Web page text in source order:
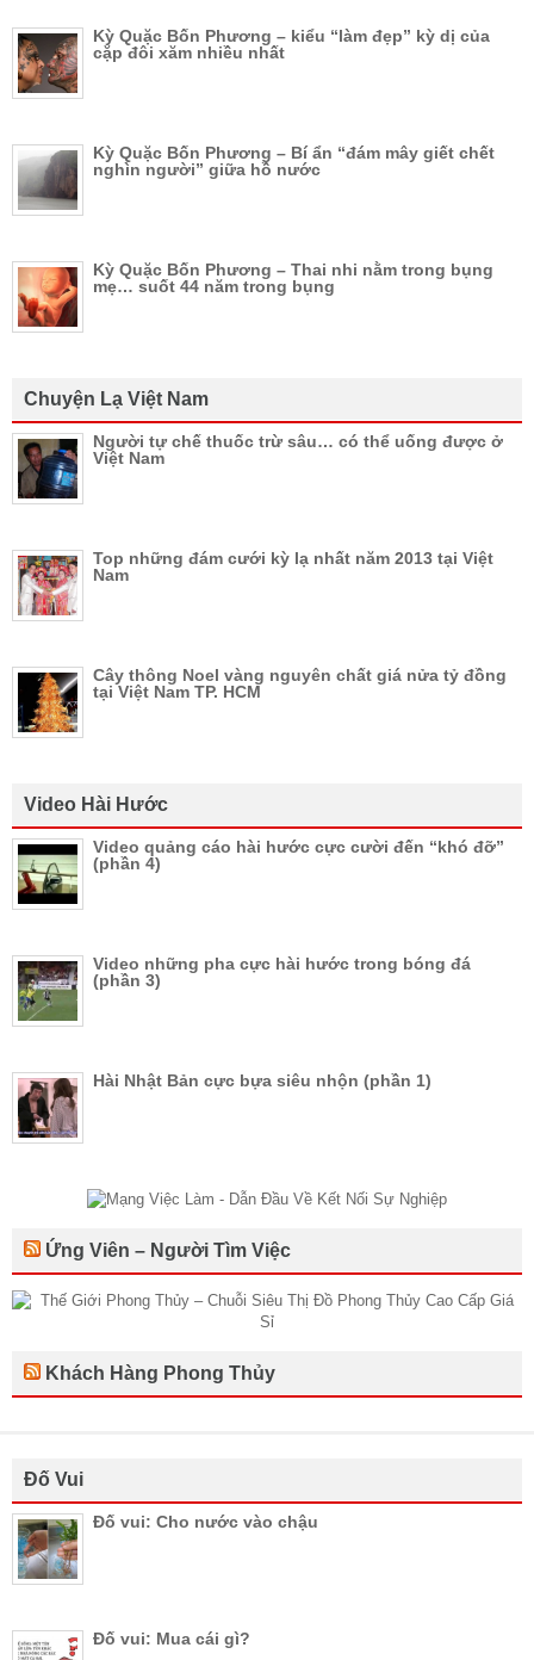
Kỳ Quặc Bốn Phương – kiểu “làm đẹp” kỳ dị của
cặp đôi xăm nhiều nhất
Kỳ Quặc Bốn Phương – Bí ẩn “đám mây giết chết
nghìn người” giữa hồ nước
Kỳ Quặc Bốn Phương – Thai nhi nằm trong bụng
mẹ… suốt 44 năm trong bụng
Chuyện Lạ Việt Nam
Người tự chế thuốc trừ sâu… có thể uống được ở
Việt Nam
Top những đám cưới kỳ lạ nhất năm 2013 tại Việt
Nam
Cây thông Noel vàng nguyên chất giá nửa tỷ đồng
tại Việt Nam TP. HCM
Video Hài Hước
Video quảng cáo hài hước cực cười đến “khó đỡ”
(phần 4)
Video những pha cực hài hước trong bóng đá
(phần 3)
Hài Nhật Bản cực bựa siêu nhộn (phần 1)
Ứng Viên – Người Tìm Việc
Khách Hàng Phong Thủy
Đố Vui
Đố vui: Cho nước vào chậu
Đố vui: Mua cái gì?